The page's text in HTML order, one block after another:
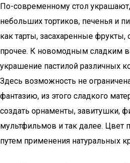
По-современному стол
небольших тортиков, печенья и
как тарты, засахаренные
прочее. К новомодным сладким
украшение пастилой различных
Здесь возможность не
фантазию, из этого сладкого
создать орнаменты, завитушки,
мультфильмов и так далее. Цвет
путем применения натуральных